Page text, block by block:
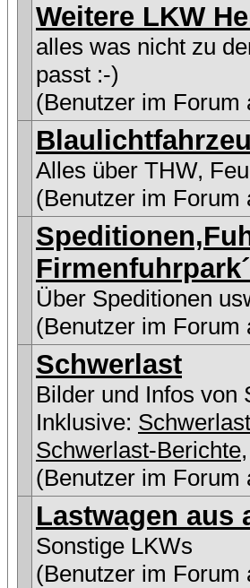
Weitere LKW
alles was nicht zu
passt :-)
(Benutzer im Forum
Alles über THW,
(Benutzer im Forum
Über Speditionen
(Benutzer im Forum
Schwerlast
Bilder und Infos von
Inklusive:
Schwerlast-Berichte,
(Benutzer im Forum
Lastwagen aus
Sonstige LKWs
(Benutzer im Forum